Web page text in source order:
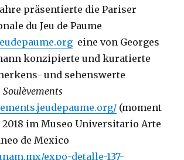
präsentierte die Pariser
du Jeu de Paume
eine von Georges
konzipierte und kuratierte
und sehenswerte
Soulèvements
(moment
2018 im Museo Universitario Arte
de Mexico
expo-detalle-137-